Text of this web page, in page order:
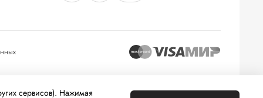
сервисов). Нажимая